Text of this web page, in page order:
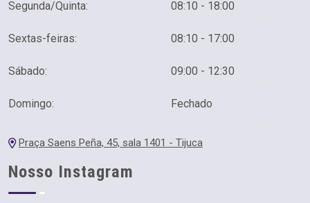
Segunda/Quinta: 08:10 - 18:00
Sextas-feiras: 08:10 - 17:00
Sábado: 09:00 - 12:30
Domingo: Fechado
Praça Saens Peña, 45, sala 1401 - Tijuca
Nosso Instagram